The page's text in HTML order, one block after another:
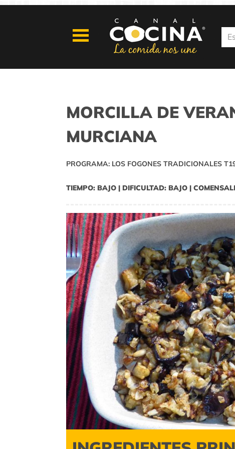
MORCILLA DE
MURCIANA
PROGRAMA: LOS FOGONES TRADICIONALES
TIEMPO: BAJO | DIFICULTAD: BAJO |